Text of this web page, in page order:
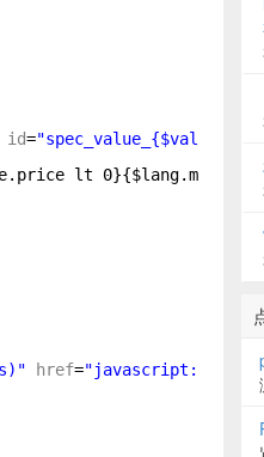
id="spec_value_{$value.id}"
lt
href="javascript:;"
name